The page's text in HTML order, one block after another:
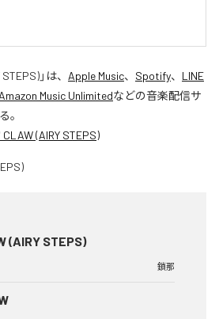
STEPS)」は、 Apple Music、 Spotify、 LINE
Amazon Music Unlimitedなどの音楽配信サ
。
CLAW (AIRY STEPS)
(AIRY STEPS)
鎖那